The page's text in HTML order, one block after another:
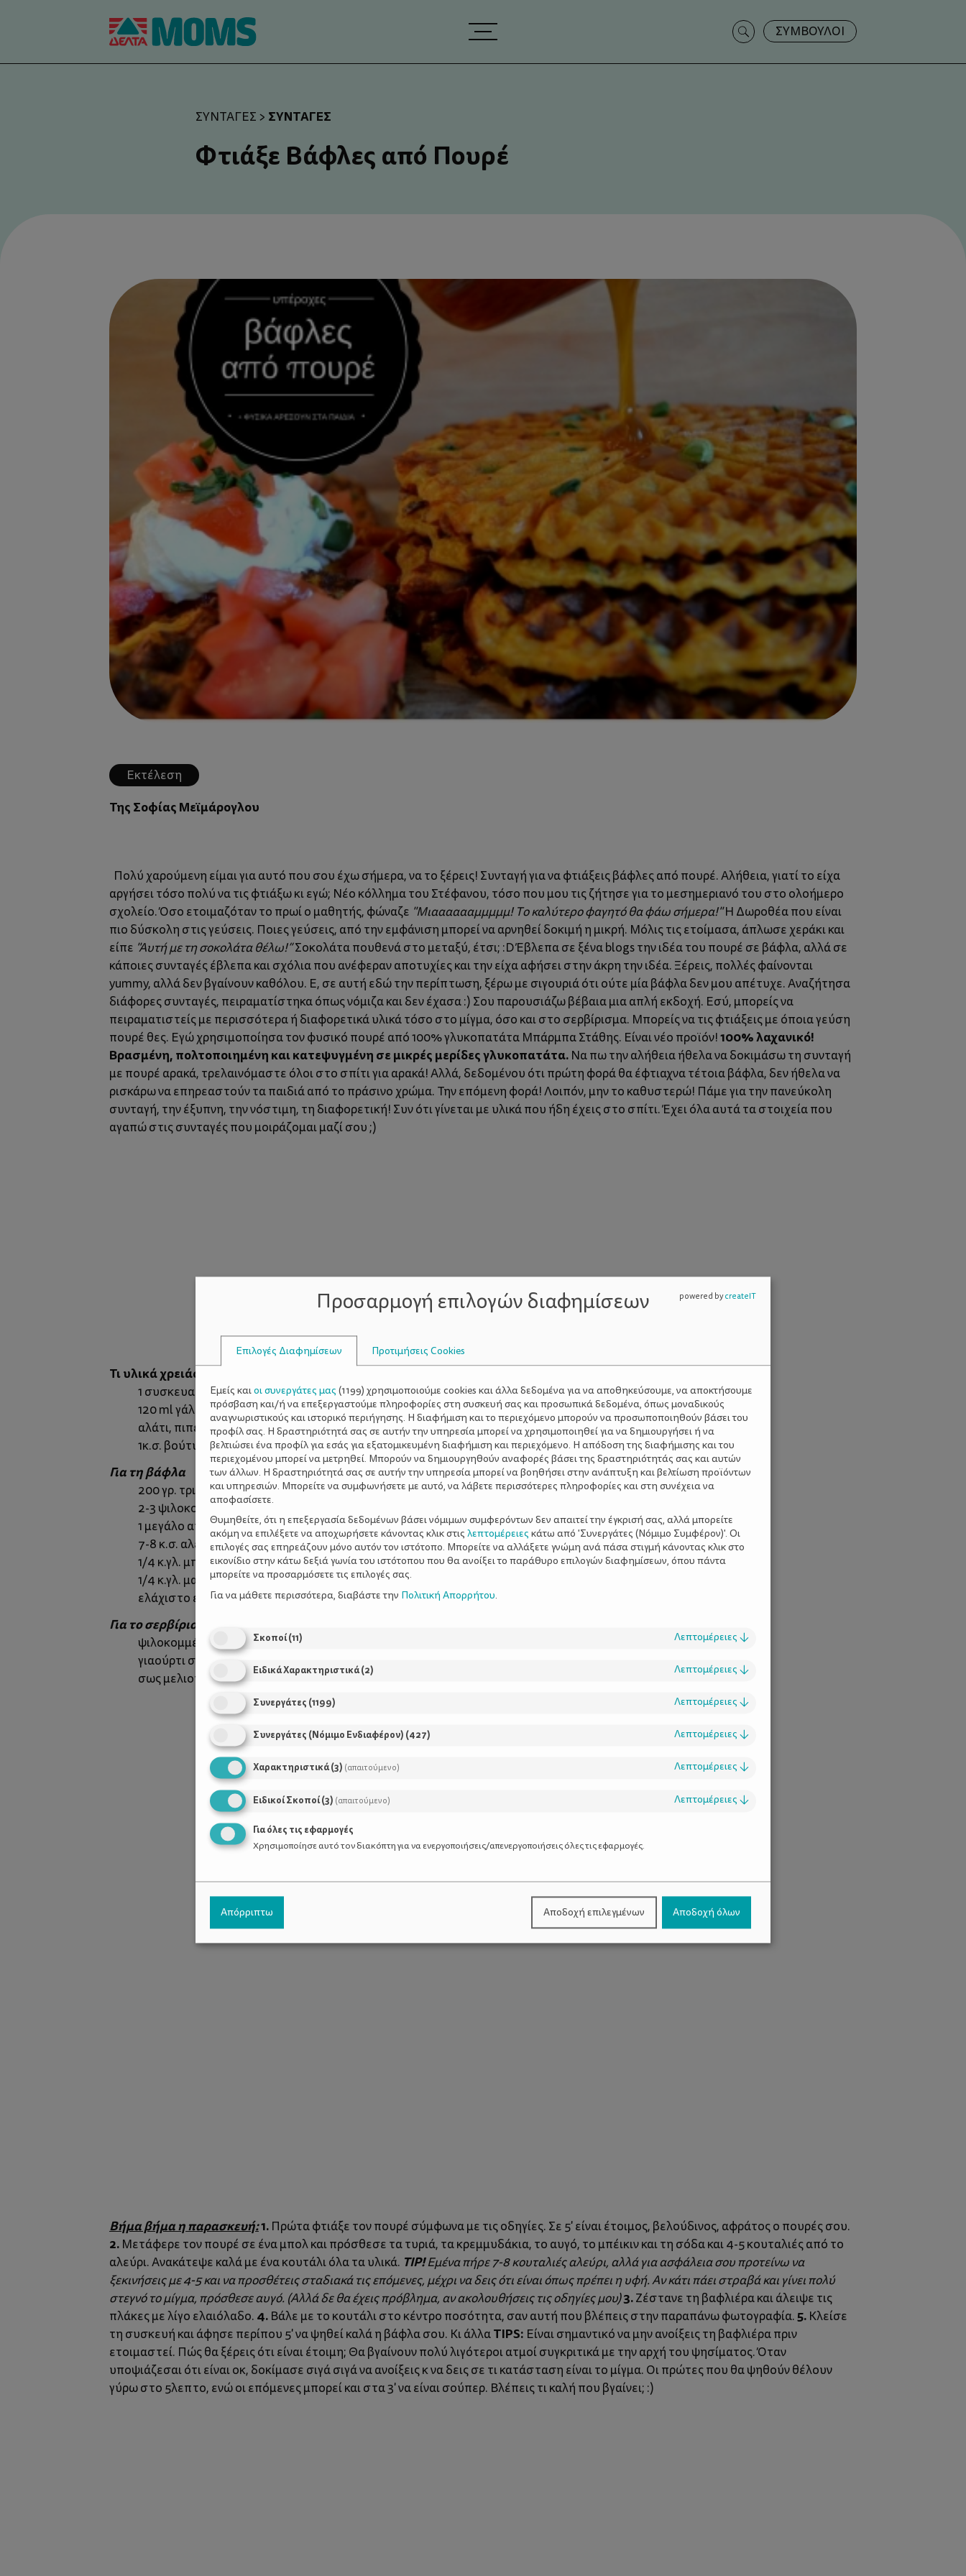
Search
for:
ΣΥΜΒΟΥΛΟΙ
ΣΥΝΤΑΓΈΣ > ΣΥΝΤΑΓΈΣ
Φτιάξε Βάφλες από Πουρέ
Εκτέλεση
Της Σοφίας Μεϊμάρογλου
Πολύ χαρούμενη είμαι για αυτό που σου έχω σήμερα, να το ξέρεις! Συνταγή για να φτιάξεις βάφλες από πουρέ. Αλήθεια, γιατί το είχα
αργήσει τόσο πολύ να τις φτιάξω κι εγώ; Νέο κόλλημα του Στέφανου, τόσο που μου τις ζήτησε για το μεσημεριανό του στο ολοήμερο
σχολείο. Όσο ετοιμαζόταν το πρωί ο μαθητής, φώναζε "Μιααααααμμμμμ! Το καλύτερο φαγητό θα φάω σήμερα!"Η Δωροθέα που είναι
πιο δύσκολη στις γεύσεις. Ποιες γεύσεις, από την εμφάνιση μπορεί να αρνηθεί δοκιμή η μικρή. Μόλις τις ετοίμασα, άπλωσε χεράκι και
είπε "Αυτή με τη σοκολάτα θέλω!”Σοκολάτα πουθενά στο μεταξύ, έτσι; :D Έβλεπα σε ξένα blogs την ιδέα του πουρέ σε βάφλα, αλλά σε
κάποιες συνταγές έβλεπα και σχόλια που ανέφεραν αποτυχίες και την είχα αφήσει στην άκρη την ιδέα. Ξέρεις, πολλές φαίνονται
yummy, αλλά δεν βγαίνουν καθόλου. Ε, σε αυτή εδώ την περίπτωση, ξέρω με σιγουριά ότι ούτε μία βάφλα δεν μου απέτυχε. Αναζήτησα
διάφορες συνταγές, πειραματίστηκα όπως νόμιζα και δεν έχασα :) Σου παρουσιάζω βέβαια μια απλή εκδοχή. Εσύ, μπορείς να
πειραματιστείς με περισσότερα ή διαφορετικά υλικά τόσο στο μίγμα, όσο και στο σερβίρισμα. Μπορείς να τις φτιάξεις με όποια γεύση
πουρέ θες. Εγώ χρησιμοποίησα τον φυσικό πουρέ από 100% γλυκοπατάτα Μπάρμπα Στάθης. Είναι νέο προϊόν!100% λαχανικό!
Βρασμένη, πολτοποιημένη και κατεψυγμένη σε μικρές μερίδες γλυκοπατάτα. Να πω την αλήθεια ήθελα να δοκιμάσω τη συνταγή
με πουρέ αρακά, τρελαινόμαστε όλοι στο σπίτι για αρακά! Αλλά, δεδομένου ότι πρώτη φορά θα έφτιαχνα τέτοια βάφλα, δεν ήθελα να
ρισκάρω να επηρεαστούν τα παιδιά από το πράσινο χρώμα. Την επόμενη φορά! Λοιπόν, μην το καθυστερώ! Πάμε για την πανεύκολη
συνταγή, την έξυπνη, την νόστιμη, τη διαφορετική! Συν ότι γίνεται με υλικά που ήδη έχεις στο σπίτι. Έχει όλα αυτά τα στοιχεία που
αγαπώ στις συνταγές που μοιράζομαι μαζί σου ;)
Τι υλικά χρειάστηκα:
1 συσκευασία φυσικός πουρές γλυκοπατάτα Μπάρμπα Στάθης, 600γρ.
120 ml γάλα (ή νερό αν προτιμάς)
αλάτι, πιπέρι
1κ.σ. βούτυρο
Για τη βάφλα
200 γρ. τριμμένα τυριά (εγώ έβαλα μίγμα τεσσάρων)
2-3 ψιλοκομμένα φρέσκα κρεμμυδάκια
1 μεγάλο αυγό ελαφρώς χτυπημένο
7-8 κ.σ. αλεύρι για όλες τις χρήσεις (εδώ έβαλα ολικής)
1/4 κ.γλ. μπέικιν πάουντερ
1/4 κ.γλ. μαγειρική σόδα
ελάχιστο ελαιόλαδο
Για το σερβίρισμα
ψιλοκομμένη τομάτα
γιαούρτι στραγγιστό
σως μελιού (μέλι, μουστάρδα, ελαιόλαδο)
Βήμα βήμα η παρασκευή:1. Πρώτα φτιάξε τον πουρέ σύμφωνα με τις οδηγίες. Σε 5' είναι έτοιμος, βελούδινος, αφράτος ο πουρές σου.
2. Μετάφερε τον πουρέ σε ένα μπολ και πρόσθεσε τα τυριά, τα κρεμμυδάκια, το αυγό, το μπέικιν και τη σόδα και 4-5 κουταλιές από το
αλεύρι. Ανακάτεψε καλά με ένα κουτάλι όλα τα υλικά. TIP!Εμένα πήρε 7-8 κουταλιές αλεύρι, αλλά για ασφάλεια σου προτείνω να
ξεκινήσεις με 4-5 και να προσθέτεις σταδιακά τις επόμενες, μέχρι να δεις ότι είναι όπως πρέπει η υφή. Αν κάτι πάει στραβά και γίνει πολύ
στεγνό το μίγμα, πρόσθεσε αυγό. (Αλλά δε θα έχεις πρόβλημα, αν ακολουθήσεις τις οδηγίες μου)3.Ζέστανε τη βαφλιέρα και άλειψε τις
πλάκες με λίγο ελαιόλαδο. 4. Βάλε με το κουτάλι στο κέντρο ποσότητα, σαν αυτή που βλέπεις στην παραπάνω φωτογραφία.5. Κλείσε
τη συσκευή και άφησε περίπου 5' να ψηθεί καλά η βάφλα σου. Κι άλλαTIPS: Είναι σημαντικό να μην ανοίξεις τη βαφλιέρα πριν
ετοιμαστεί. Πώς θα ξέρεις ότι είναι έτοιμη; Θα βγαίνουν πολύ λιγότεροι ατμοί συγκριτικά με την αρχή του ψησίματος. Όταν
υποψιάζεσαι ότι είναι οκ, δοκίμασε σιγά σιγά να ανοίξεις κ να δεις σε τι κατάσταση είναι το μίγμα. Οι πρώτες που θα ψηθούν θέλουν
γύρω στο 5λεπτο, ενώ οι επόμενες μπορεί και στα 3' να είναι σούπερ. Βλέπεις τι καλή που βγαίνει; :)
Προσαρμογή επιλογών διαφημίσεων
Επιλογές Διαφημίσεων Προτιμήσεις Cookies
Εμείς καιοι συνεργάτες μας (1199) χρησιμοποιούμε cookies και άλλα δεδομένα για να αποθηκεύσουμε, να αποκτήσουμε
πρόσβαση και/ή να επεξεργαστούμε πληροφορίες στη συσκευή σας και προσωπικά δεδομένα, όπως μοναδικούς
αναγνωριστικούς και ιστορικό περιήγησης. Η διαφήμιση και το περιεχόμενο μπορούν να προσωποποιηθούν βάσει του
προφίλ σας. Η δραστηριότητά σας σε αυτήν την υπηρεσία μπορεί να χρησιμοποιηθεί για να δημιουργήσει ή να
βελτιώσει ένα προφίλ για εσάς για εξατομικευμένη διαφήμιση και περιεχόμενο. Η απόδοση της διαφήμισης και του
περιεχομένου μπορεί να μετρηθεί. Μπορούν να δημιουργηθούν αναφορές βάσει της δραστηριότητάς σας και αυτών
των άλλων. Η δραστηριότητά σας σε αυτήν την υπηρεσία μπορεί να βοηθήσει στην ανάπτυξη και βελτίωση προϊόντων
και υπηρεσιών. Μπορείτε να συμφωνήσετε με αυτό, να λάβετε περισσότερες πληροφορίες και στη συνέχεια να
αποφασίσετε.
Θυμηθείτε, ότι η επεξεργασία δεδομένων βάσει νόμιμων συμφερόντων δεν απαιτεί την έγκρισή σας, αλλά μπορείτε
ακόμη να επιλέξετε να αποχωρήσετε κάνοντας κλικ στις λεπτομέρειες κάτω από 'Συνεργάτες (Νόμιμο Συμφέρον)'. Οι
επιλογές σας επηρεάζουν μόνο αυτόν τον ιστότοπο. Μπορείτε να αλλάξετε γνώμη ανά πάσα στιγμή κάνοντας κλικ στο
εικονίδιο στην κάτω δεξιά γωνία του ιστότοπου που θα ανοίξει το παράθυρο επιλογών διαφημίσεων, όπου πάντα
μπορείτε να προσαρμόσετε τις επιλογές σας.
Για να μάθετε περισσότερα, διαβάστε την Πολιτική Απορρήτου.
Σκοποί(11) Λεπτομέρειες ↓
Ειδικά Χαρακτηριστικά(2) Λεπτομέρειες ↓
Συνεργάτες (1199) Λεπτομέρειες ↓
Συνεργάτες (Νόμιμο Ενδιαφέρον) (427) Λεπτομέρειες ↓
Χαρακτηριστικά(3) (απαιτούμενο) Λεπτομέρειες ↓
Ειδικοί Σκοποί(3) (απαιτούμενο) Λεπτομέρειες ↓
Για όλες τις εφαρμογές
Χρησιμοποίησε αυτό τον διακόπτη για να ενεργοποιήσεις/απενεργοποιήσεις όλες τις εφαρμογές.
Απόρριπτω Αποδοχή επιλεγμένων Αποδοχή όλων
powered bycreateIT